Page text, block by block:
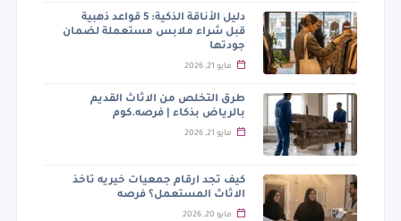
دليل الأناقة الذكية: 5 قواعد ذهبية
قبل شراء ملابس مستعملة لضمان
جودتها
مايو 21, 2026
طرق التخلص من الاثاث القديم
بالرياض بذكاء | فرصه.كوم
مايو 21, 2026
كيف تجد ارقام جمعيات خيريه تاخذ
الاثاث المستعمل؟ فرصه
مايو 20, 2026